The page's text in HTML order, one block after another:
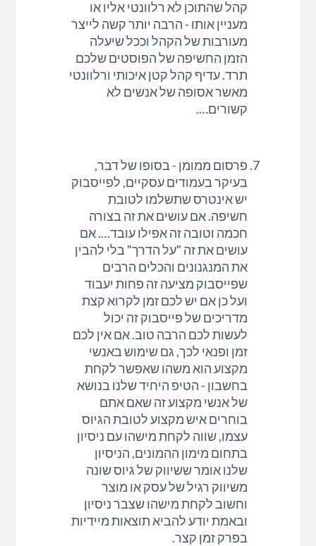
קהל שהתוכן לא רלוונטי אליו או
מעניין אותו - הרבה יותר קשה לייצר
מעורבות של הקהל וככל שיעלה
הזמן החשיפה של הפוסטים שלכם
תרד. עדיף קהל קטן איכותי ורלוונטי
מאשר אסופה של אנשים לא
קשורים….
פרסום ממומן - בסופו של דבר,
בעיקר בעמודים עסקיים, לפייסבוק
יש אינטרס שתשלמו לטובת
חשיפה. אם עושים את זה בצורה
חכמה וטובה זה אפילו עובד…. אם
עושים את זה "על הדרך" בלי להבין
את המנגנונים והכלים הרבים
שפייסבוק מציעה זה פחות יעבוד
ועל כן אם יש לכם זמן לקרוא קצת
מדריכים של פייסבוק זה יכול
לעשות לכם הרבה טוב. אם אין לכם
זמן ופנאי לכך, גם שימוש באנשי
מקצוע הוא משהו שאפשר לקחת
בחשבון - הטיפ היחיד שלנו בנושא
של אנשי מקצוע זה שאם אתם
בוחרים איש מקצוע לטובת הגיוס
עצמו, שווה לקחת מישהו עם ניסיון
בתחום מימון ההמונים, הניסיון
שלנו אומר ששיווק של גיוס שונה
משיווק רגיל של עסק או מוצר
וחשוב לקחת מישהו שצבר ניסיון
ובאמת יודע להביא תוצאות מיידיות
בפרק זמן קצר.